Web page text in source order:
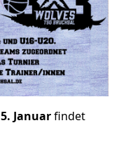
5. Januarfindet